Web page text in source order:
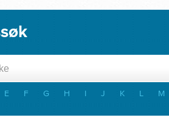
E F G H I J K L M